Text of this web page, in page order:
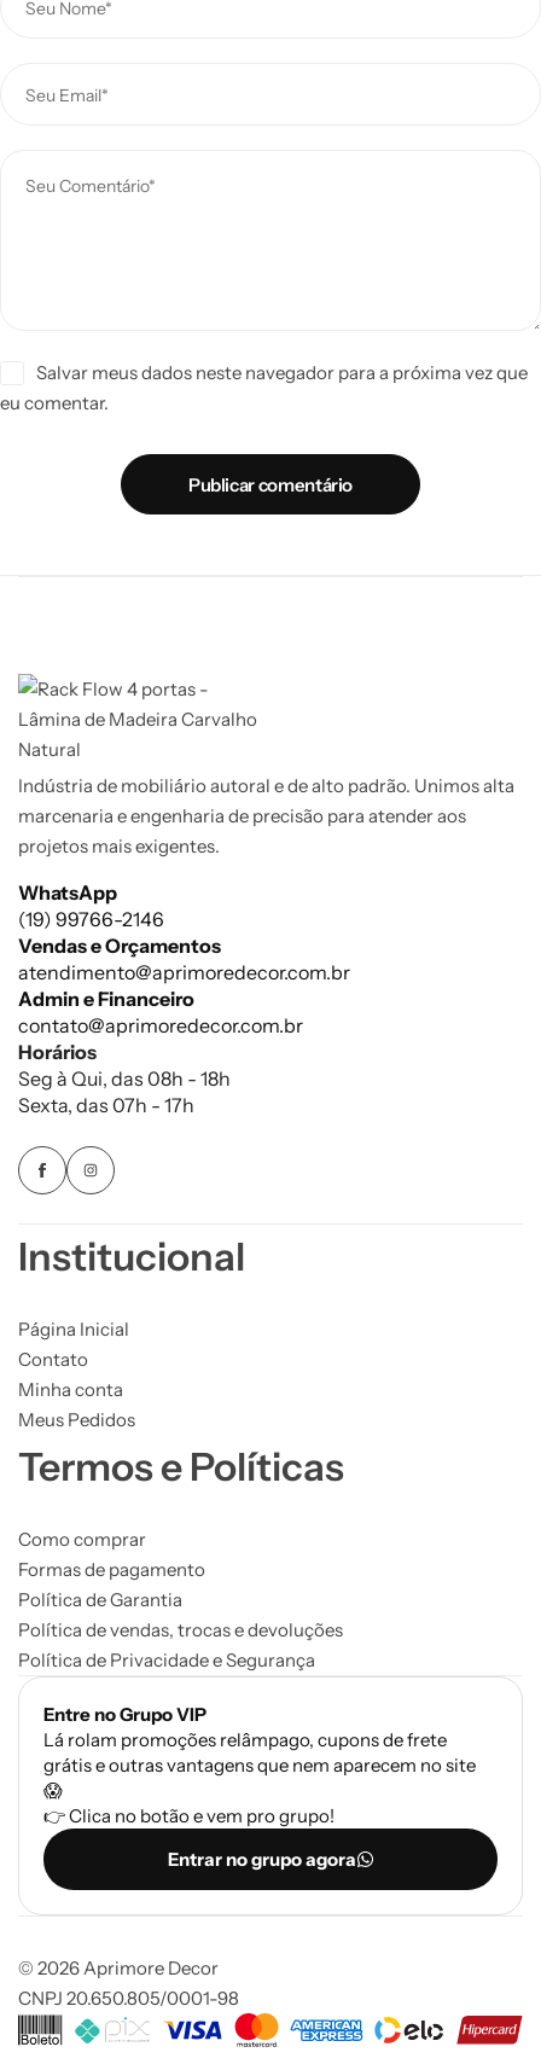
Salvar meus dados neste navegador para a próxima vez que
eu comentar.
Publicar comentário
Indústria de mobiliário autoral e de alto padrão. Unimos alta
marcenaria e engenharia de precisão para atender aos
projetos mais exigentes.
WhatsApp
(19) 99766-2146
Vendas e Orçamentos
atendimento@aprimoredecor.com.br
Admin e Financeiro
contato@aprimoredecor.com.br
Horários
Seg à Qui, das 08h - 18h
Sexta, das 07h - 17h
Institucional
Página Inicial
Contato
Minha conta
Meus Pedidos
Termos e Políticas
Como comprar
Formas de pagamento
Política de Garantia
Política de vendas, trocas e devoluções
Política de Privacidade e Segurança
Entre no Grupo VIP
Lá rolam promoções relâmpago, cupons de frete
grátis e outras vantagens que nem aparecem no site
😱
👉 Clica no botão e vem pro grupo!
Entrar no grupo agora
© 2026 Aprimore Decor
CNPJ 20.650.805/0001-98